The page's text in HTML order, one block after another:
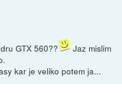
GTX 560??
Jaz mislim
kar je veliko potem ja...